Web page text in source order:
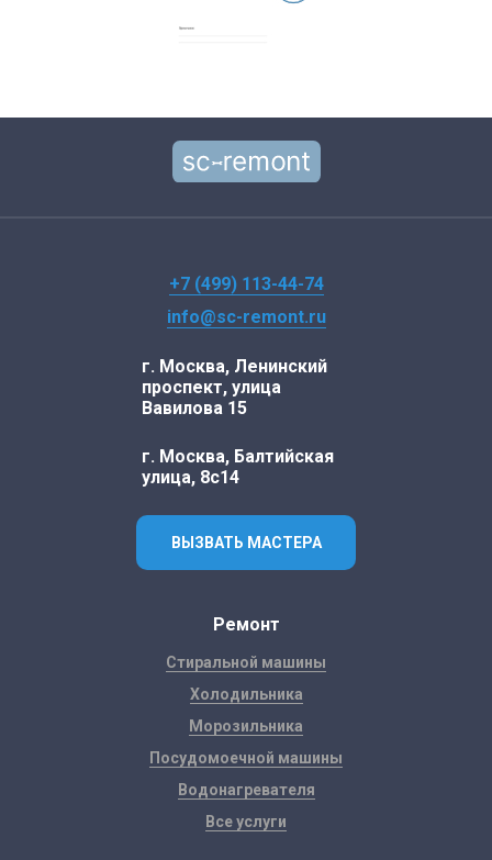
+7 (499) 113-44-74
info@sc-remont.ru
г. Москва, Ленинский
проспект, улица
Вавилова 15
г. Москва, Балтийская
улица, 8с14
ВЫЗВАТЬ МАСТЕРА
Ремонт
Стиральной машины
Холодильника
Морозильника
Посудомоечной машины
Водонагревателя
Все услуги